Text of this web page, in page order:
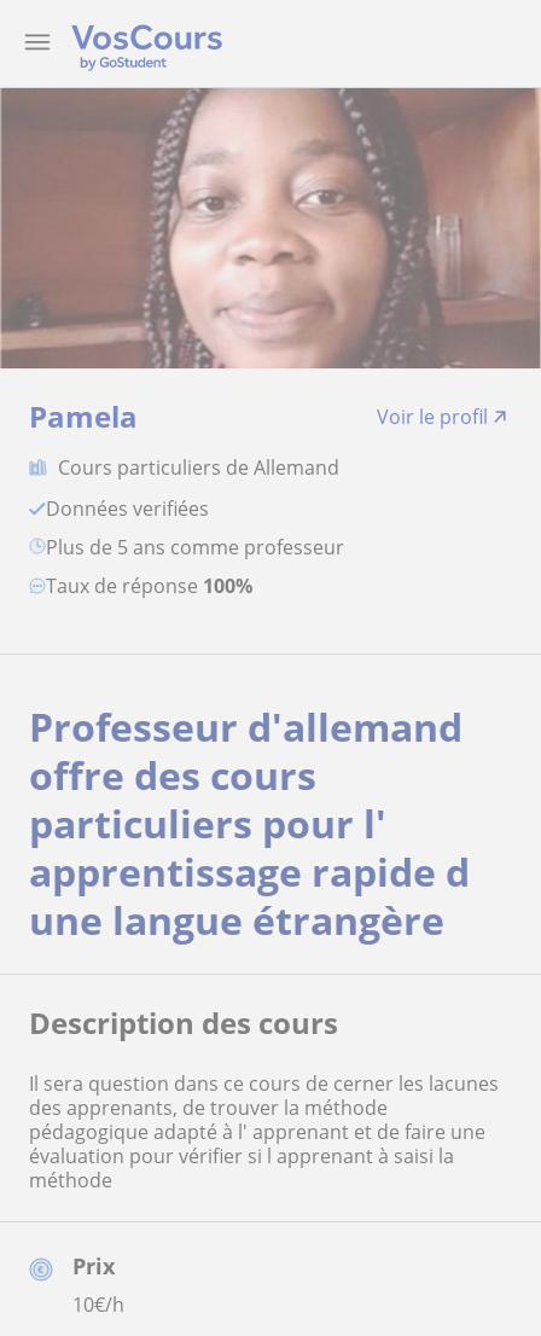
Pamela
Voir le profil
Cours particuliers de Allemand
Données verifiées
plus de 5 ans comme professeur
Taux de réponse 100%
Prix
10€/h
Professeur d'allemand
offre des cours
particuliers pour l'
apprentissage rapide d
une langue étrangère
Description des cours
Il sera question dans ce cours de cerner les lacunes
des apprenants, de trouver la méthode
pédagogique adapté à l' apprenant et de faire une
évaluation pour vérifier si l apprenant à saisi la
méthode